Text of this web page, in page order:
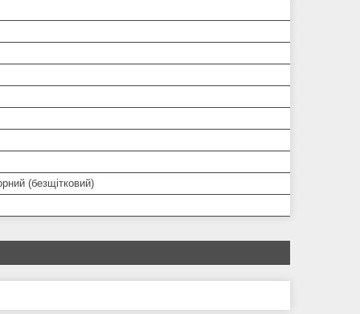
(безщітковий)